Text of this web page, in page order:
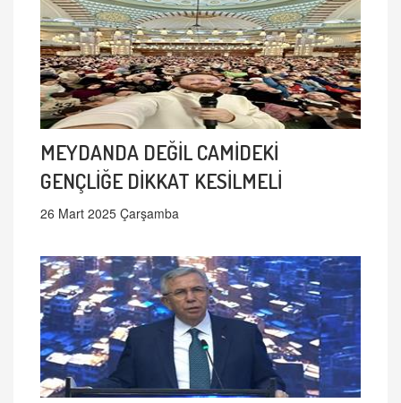
MEYDANDA DEĞİL CAMİDEKİ
GENÇLİĞE DİKKAT KESİLMELİ
26 Mart 2025 Çarşamba